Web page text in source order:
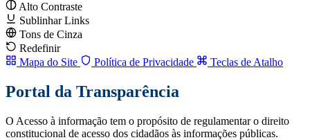
Alto Contraste
Sublinhar Links
Tons de Cinza
Redefinir
Mapa do Site
Política de Privacidade Teclas de Atalho
Portal da Transparência
O Acesso à informação tem o propósito de regulamentar o direito
constitucional de acesso dos cidadãos às informações públicas.